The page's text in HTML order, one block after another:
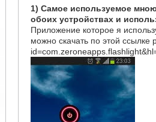
1) Самое используемое
обоих устройствах и
Приложение которое я
можно скачать по этой